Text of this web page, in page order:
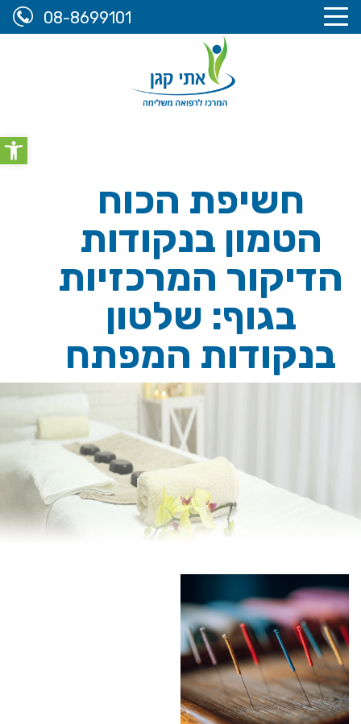
חשיפת הכוח
הטמון בנקודות
הדיקור המרכזיות
בגוף: שלטון
בנקודות המפתח
08-8699101